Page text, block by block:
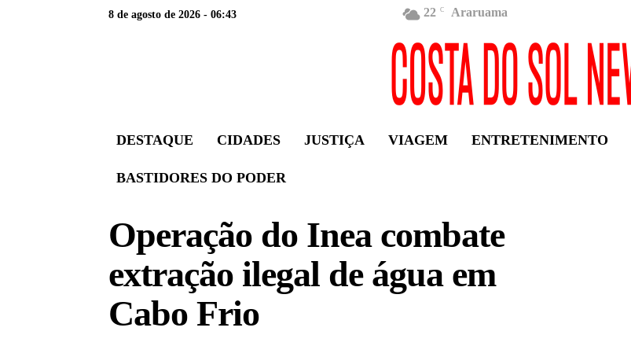
8 de agosto de 2026 - 06:43 22 C Araruama
DESTAQUE CIDADES JUSTIÇA VIAGEM ENTRETENIMENTO
BASTIDORES DO PODER
Operação do Inea combate
extração ilegal de água em
Cabo Frio